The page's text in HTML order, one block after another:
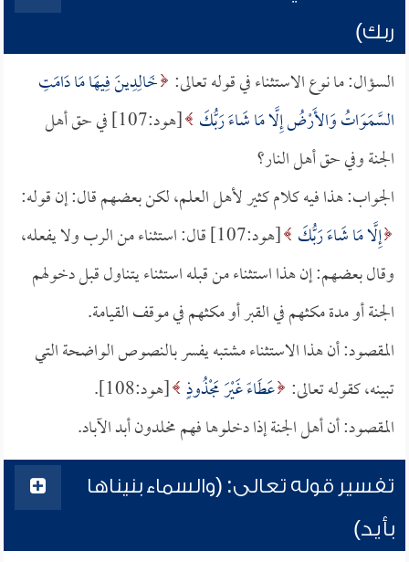
ربك)
السؤال: ما نوع الاستثناء في قوله تعالى: خَالِدِينَ فِيهَا مَا دَامَتِ
السَّمَوَاتُ وَالأَرْضُ إِلَّا مَا شَاءَ رَبُّكَ
[هود:107] في حق أهل
الجنة وفي حق أهل النار؟
الجواب: هذا فيه كلام كثير لأهل العلم، لكن بعضهم قال: إن قوله:
إِلَّا مَا شَاءَ رَبُّكَ
[هود:107] قال: استثناء من الرب ولا يفعله،
وقال بعضهم: إن هذا استثناء من قبله استثناء يتناول قبل دخولهم
الجنة أو مدة مكثهم في القبر أو مكثهم في موقف القيامة.
المقصود: أن هذا الاستثناء مشتبه يفسر بالنصوص الواضحة التي
تبينه، كقوله تعالى: عَطَاءً غَيْرَ مَجْذُوذٍ [هود:108].
المقصود: أن أهل الجنة إذا دخلوها فهم مخلدون أبد الآباد.
تفسير قوله تعالى: (والسماء بنيناها
بأيد)